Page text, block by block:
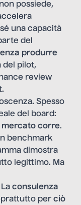
possiede,
una capacità
del
produrre
del pilot,
review
Spesso
del board:
mercato corre.
benchmark
dimostra
legittimo. Ma
consulenza
per ciò